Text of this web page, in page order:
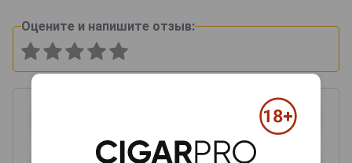
Оцените и напишите отзыв: